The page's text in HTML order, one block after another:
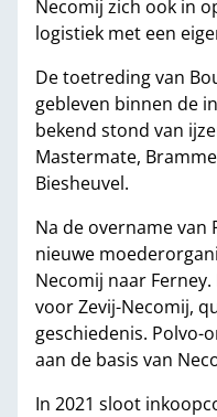
Necomij zich ook in
logistiek met een
De toetreding van
gebleven binnen de
bekend stond van
Mastermate,
Biesheuvel.
Na de overname
nieuwe
Necomij naar
voor Zevij-Necomij,
geschiedenis.
aan de basis van
In 2021 sloot